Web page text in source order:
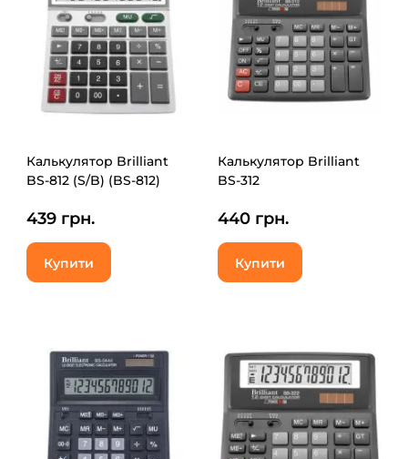
Калькулятор Brilliant
BS-812 (S/B) (BS-812)
439 грн.
Купити
Калькулятор Brilliant
BS-312
440 грн.
Купити